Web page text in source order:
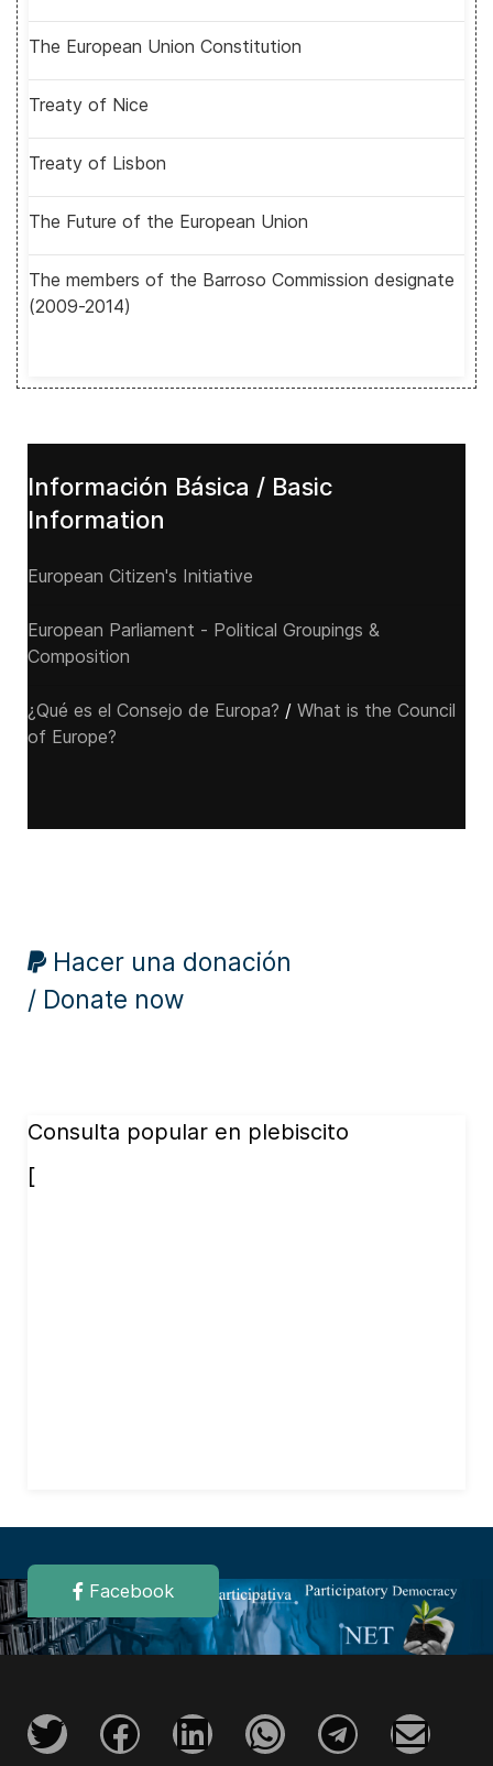
The European Union Constitution
Treaty of Nice
Treaty of Lisbon
The Future of the European Union
The members of the Barroso Commission designate
(2009-2014)
Información Básica / Basic
Information
European Citizen's Initiative
European Parliament - Political Groupings &
Composition
¿Qué es el Consejo de Europa? / What is the Council
of Europe?
Hacer una donación
/ Donate now
Consulta popular en plebiscito
[
Facebook